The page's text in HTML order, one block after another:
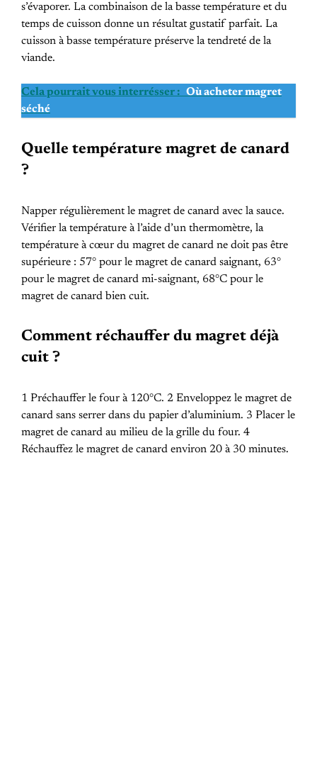
s’évaporer. La combinaison de la basse température et du
temps de cuisson donne un résultat gustatif parfait. La
cuisson à basse température préserve la tendreté de la
viande.
Cela pourrait vous interrésser : Où acheter magret
séché
Quelle température magret de canard
?
Napper régulièrement le magret de canard avec la sauce.
Vérifier la température à l’aide d’un thermomètre, la
température à cœur du magret de canard ne doit pas être
supérieure : 57° pour le magret de canard saignant, 63°
pour le magret de canard mi-saignant, 68°C pour le
magret de canard bien cuit.
Comment réchauffer du magret déjà
cuit ?
1 Préchauffer le four à 120°C. 2 Enveloppez le magret de
canard sans serrer dans du papier d’aluminium. 3 Placer le
magret de canard au milieu de la grille du four. 4
Réchauffez le magret de canard environ 20 à 30 minutes.